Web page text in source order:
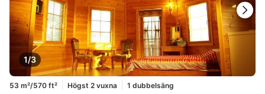
1/3
53 m²/570 ft² Högst 2 vuxna
1 dubbelsäng